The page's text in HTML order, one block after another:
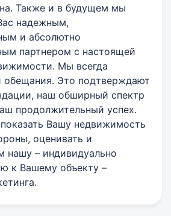
Также и в будущем мы
надежным,
и абсолютно
партнером с настоящей
Мы всегда
обещания. Это подтверждают
наш обширный спектр
продолжительный успех.
Вашу недвижимость
оценивать и
нашу – индивидуально
к Вашему объекту –